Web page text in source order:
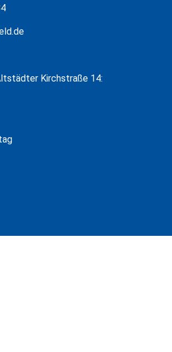
Kirchstraße 14: